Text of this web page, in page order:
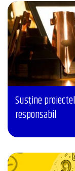
Susține
responsabil